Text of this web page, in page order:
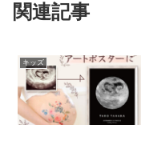
関連記事
キッズ